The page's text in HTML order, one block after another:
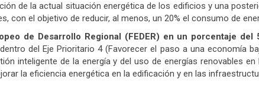
de la actual situación energética de los edificios y una
con el objetivo de reducir, al menos, un 20% el consumo de
de Desarrollo Regional (FEDER) en un porcentaje del
del Eje Prioritario 4 (Favorecer el paso a una economía
inteligente de la energía y del uso de energías renovables
la eficiencia energética en la edificación y en las